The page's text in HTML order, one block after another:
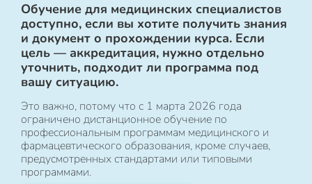
Обучение для медицинских специалистов
доступно, если вы хотите получить знания
и документ о прохождении курса. Если
цель — аккредитация, нужно отдельно
уточнить, подходит ли программа под
вашу ситуацию.
Это важно, потому что с 1 марта 2026 года
ограничено дистанционное обучение по
профессиональным программам медицинского и
фармацевтического образования, кроме случаев,
предусмотренных стандартами или типовыми
программами.